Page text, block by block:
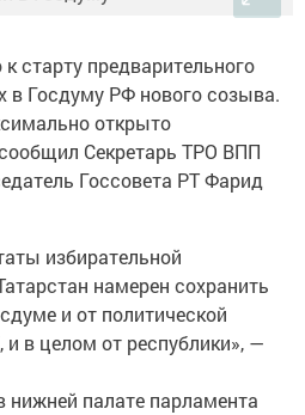
старту предварительного
в Госдуму РФ нового созыва.
открыто
Секретарь ТРО ВПП
Госсовета РТ Фарид
избирательной
намерен сохранить
и от политической
и в целом от республики», —
нижней палате парламента